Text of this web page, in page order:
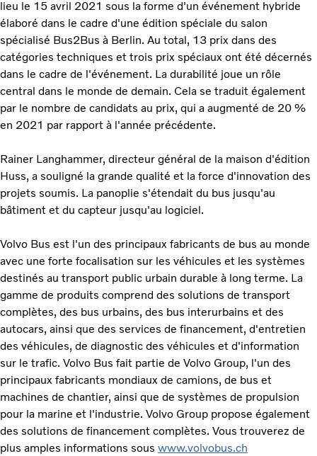
lieu le 15 avril 2021 sous la forme d'un événement hybride
élaboré dans le cadre d'une édition spéciale du salon
spécialisé Bus2Bus à Berlin. Au total, 13 prix dans des
catégories techniques et trois prix spéciaux ont été décernés
dans le cadre de l'événement. La durabilité joue un rôle
central dans le monde de demain. Cela se traduit également
par le nombre de candidats au prix, qui a augmenté de 20 %
en 2021 par rapport à l'année précédente.
Rainer Langhammer, directeur général de la maison d'édition
Huss, a souligné la grande qualité et la force d'innovation des
projets soumis. La panoplie s'étendait du bus jusqu'au
bâtiment et du capteur jusqu'au logiciel.
Volvo Bus est l'un des principaux fabricants de bus au monde
avec une forte focalisation sur les véhicules et les systèmes
destinés au transport public urbain durable à long terme. La
gamme de produits comprend des solutions de transport
complètes, des bus urbains, des bus interurbains et des
autocars, ainsi que des services de financement, d'entretien
des véhicules, de diagnostic des véhicules et d'information
sur le trafic. Volvo Bus fait partie de Volvo Group, l'un des
principaux fabricants mondiaux de camions, de bus et
machines de chantier, ainsi que de systèmes de propulsion
pour la marine et l'industrie. Volvo Group propose également
des solutions de financement complètes. Vous trouverez de
plus amples informations sous www.volvobus.ch